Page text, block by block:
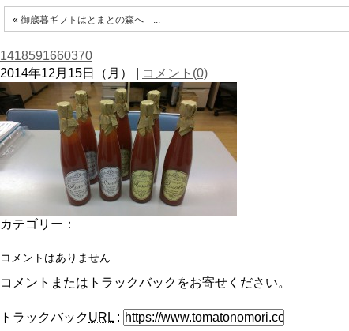
« 御歳暮ギフトはとまとの森へ ...
1418591660370
2014年12月15日（月） |
コメント(0)
カテゴリー：
コメントはありません
コメントまたはトラックバックをお寄せください。
トラックバックURL :